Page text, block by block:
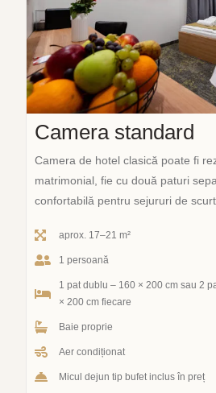
Camera standard
Camera de hotel clasică poate fi
matrimonial, fie cu două paturi
confortabilă pentru sejururi de
aprox. 17–21 m²
1 persoană
1 pat dublu – 160 × 200 cm sau 2
× 200 cm fiecare
Baie proprie
Aer condiționat
Micul dejun tip bufet inclus în preț